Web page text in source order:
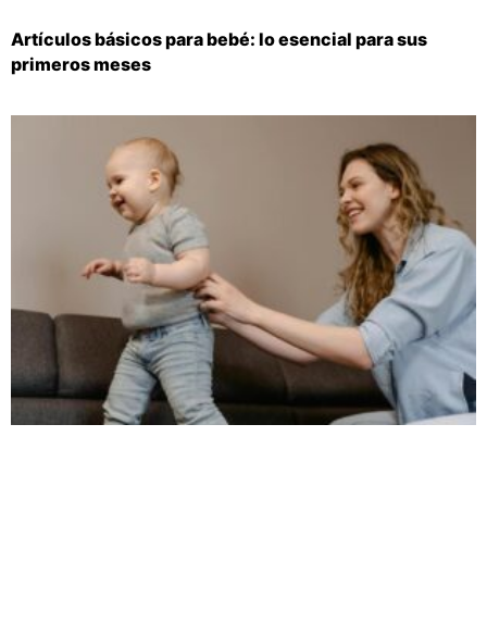
Artículos básicos para bebé: lo esencial para sus
primeros meses